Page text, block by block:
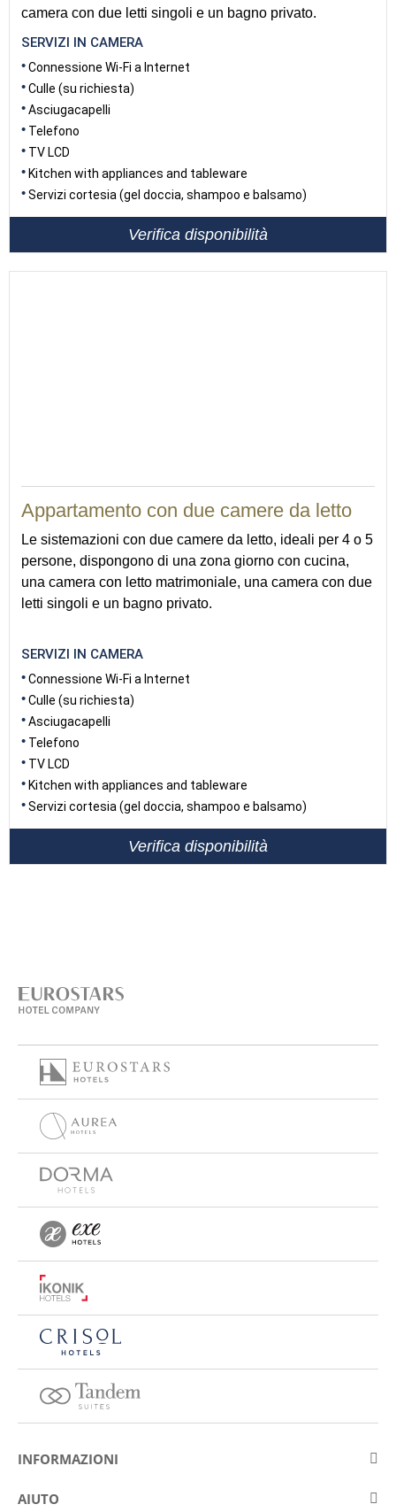
camera con due letti singoli e un bagno privato.
SERVIZI IN CAMERA
Connessione Wi-Fi a Internet
Culle (su richiesta)
Asciugacapelli
Telefono
TV LCD
Kitchen with appliances and tableware
Servizi cortesia (gel doccia, shampoo e balsamo)
Verifica disponibilità
Appartamento con due camere da letto
Le sistemazioni con due camere da letto, ideali per 4 o 5
persone, dispongono di una zona giorno con cucina,
una camera con letto matrimoniale, una camera con due
letti singoli e un bagno privato.
SERVIZI IN CAMERA
Connessione Wi-Fi a Internet
Culle (su richiesta)
Asciugacapelli
Telefono
TV LCD
Kitchen with appliances and tableware
Servizi cortesia (gel doccia, shampoo e balsamo)
Verifica disponibilità
INFORMAZIONI
Su Eurostars Hotel Company
AIUTO